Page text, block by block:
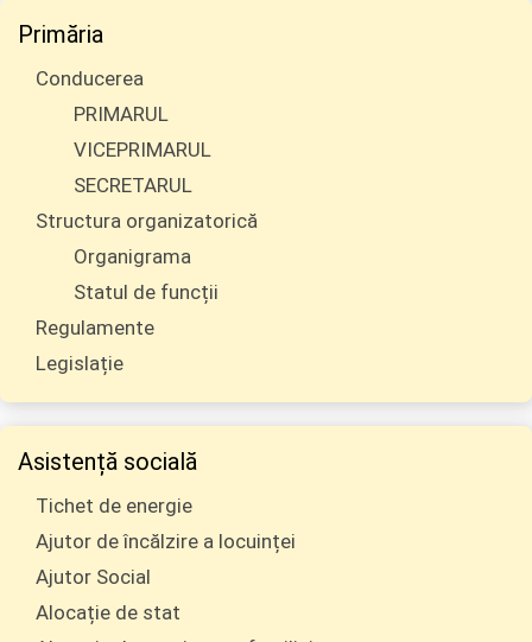
Primăria
Conducerea
PRIMARUL
VICEPRIMARUL
SECRETARUL
Structura organizatorică
Organigrama
Statul de funcții
Regulamente
Legislație
Asistență socială
Tichet de energie
Ajutor de încălzire a locuinței
Ajutor Social
Alocație de stat